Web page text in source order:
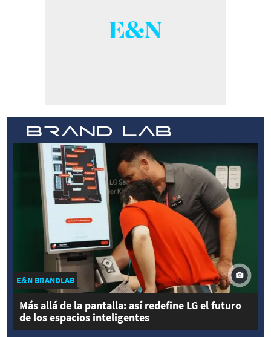
E&N BRANDLAB
Más allá de la pantalla: así redefine LG el futuro
de los espacios inteligentes